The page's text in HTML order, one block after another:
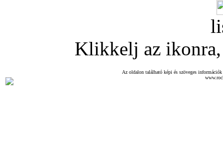
Klikkelj az ikonra,
Az oldalon található képi és szöveges információk